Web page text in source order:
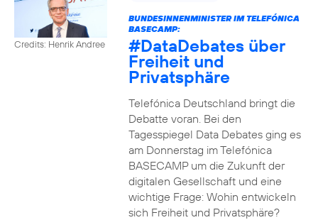
Credits: Henrik Andree
BUNDESINNENMINISTER IM TELEFÓNICA
BASECAMP:
#DataDebatesüber
Freiheit und
Privatsphäre
Telefónica Deutschland bringt die
Debatte voran. Bei den
Tagesspiegel Data Debates ging es
am Donnerstag im Telefónica
BASECAMP um die Zukunft der
digitalen Gesellschaft und eine
wichtige Frage: Wohin entwickeln
sich Freiheit und Privatsphäre?